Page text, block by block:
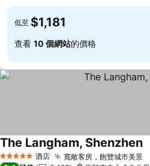
低至 $1,181
查看 10 個網站的價格
5 星級 酒店 寬敞客房，飽覽城市美景
The Langham, Shenzhen